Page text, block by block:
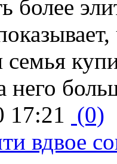
более
семья
него
17:21 (0)
вдвое